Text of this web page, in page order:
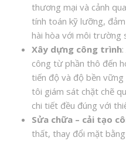
thương mại và cảnh
tính toán kỹ lưỡng,
hài hòa với môi trường
Xây dựng công trình
công từ phần thô đến
tiến độ và độ bền
tôi giám sát chặt chẽ
chi tiết đều đúng với
Sửa chữa – cải tạo
thất, thay đổi mặt